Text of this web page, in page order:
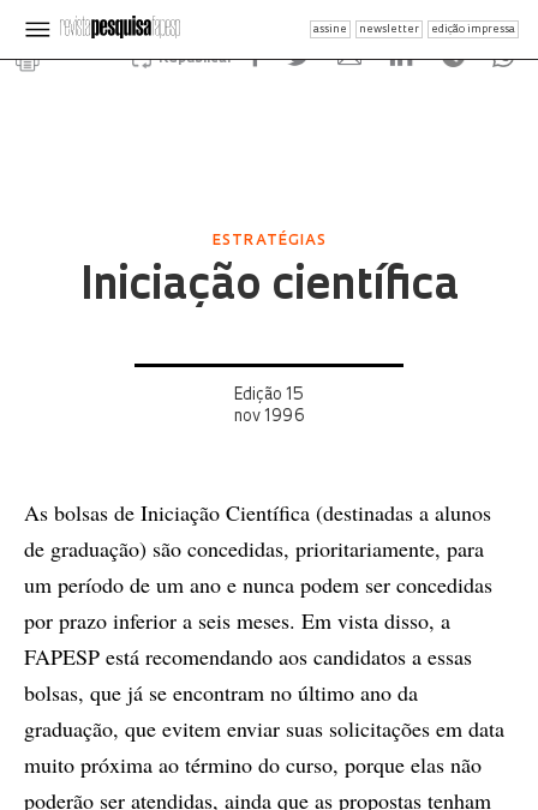
assine newsletter edição impressa
Republicar
ESTRATÉGIAS
Iniciação científica
Edição 15
nov 1996
As bolsas de Iniciação Científica (destinadas a alunos
de graduação) são concedidas, prioritariamente, para
um período de um ano e nunca podem ser concedidas
por prazo inferior a seis meses. Em vista disso, a
FAPESP está recomendando aos candidatos a essas
bolsas, que já se encontram no último ano da
graduação, que evitem enviar suas solicitações em data
muito próxima ao término do curso, porque elas não
poderão ser atendidas, ainda que as propostas tenham